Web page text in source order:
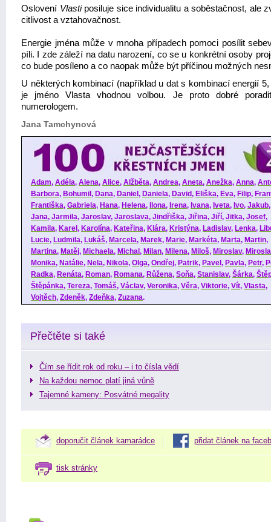
Oslovení Vlastiposiluje sice individualitu a soběstačnost, ale
citlivost a vztahovačnost.
Energie jména může v mnoha případech pomoci posílit
píli. I zde záleží na datu narození, co se u konkrétní osoby
co bude posíleno a co naopak může být příčinou možných
U některých kombinací (například u dat s kombinací energií 5,
je jméno Vlasta vhodnou volbou. Je proto dobré
numerologem.
Jana Tamchynová
Adam, Adéla, Alena, Alice, Alžběta, Andrea, Aneta, Anežka, Anna,
Barbora, Bohumil , Dana, Daniel , Daniela, David, Eliška, Eva, Filip,
Františka, Gabriela, Hana, Helena, Ilona, Irena, Ivana, Iveta, Ivo, Jakub
Jana, Jarmila, Jaroslav, Jaroslava, Jindřiška, Jiřina, Jiří, Jitka, Josef,
Kamila, Karel , Karolína, Kateřina, Klára, Kristýna, Ladislav, Lenka,
Lucie, Ludmila, Lukáš, Marcela, Marek, Marie, Markéta, Marta, Martin,
Martina, Matěj, Michaela, Michal , Milan, Milena, Miloš, Miroslav,
Monika, Natálie, Nela, Nikola, Olga, Ondřej, Patrik, Pavel , Pavla, Petr,
Radka, Renáta, Roman, Romana, Růžena, Soňa, Stanislav, Šárka,
Štěpánka, Tereza, Tomáš, Václav, Veronika, Věra, Viktorie, Vít, Vlasta,
Vojtěch, Zdeněk, Zdeňka, Zuzana.
Přečtěte si také
Čím se řídit rok od roku – i to čísla vědí
Na každou nemoc platí jiná vůně
Tajemné kameny: Posvátné megality
doporučit článek kamarádce přidat článek na
tisk stránky